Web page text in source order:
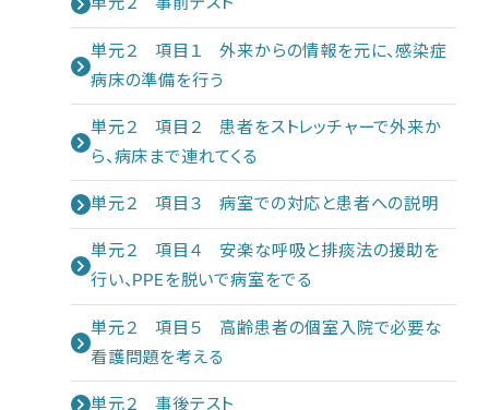
単元２ 項目１ 外来からの情報を元に、感染症
病床の準備を行う
単元２ 項目２ 患者をストレッチャーで外来か
ら、病床まで連れてくる
単元２ 項目３ 病室での対応と患者への説明
単元２ 項目４ 安楽な呼吸と排痰法の援助を
行い、PPEを脱いで病室をでる
単元２ 項目５ 高齢患者の個室入院で必要な
看護問題を考える
単元２ 事後テスト